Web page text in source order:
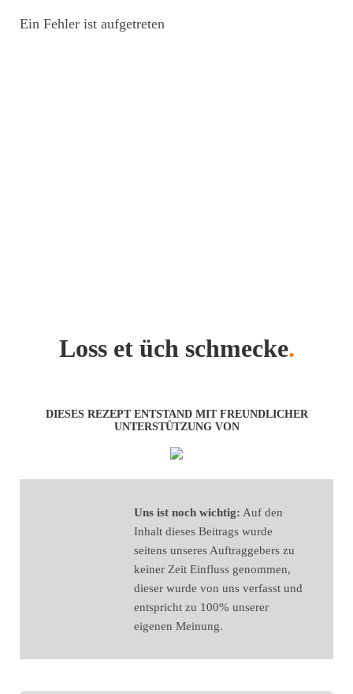
Ein Fehler ist aufgetreten
Loss et üch schmecke.
DIESES REZEPT ENTSTAND MIT FREUNDLICHER
UNTERSTÜTZUNG VON
Uns ist noch wichtig: Auf den
Inhalt dieses Beitrags wurde
seitens unseres Auftraggebers zu
keiner Zeit Einfluss genommen,
dieser wurde von uns verfasst und
entspricht zu 100% unserer
eigenen Meinung.